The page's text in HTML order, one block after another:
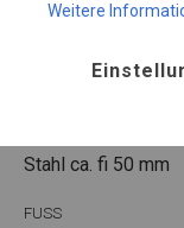
Stahl ca. fi 50 mm
FUSS
Weitere